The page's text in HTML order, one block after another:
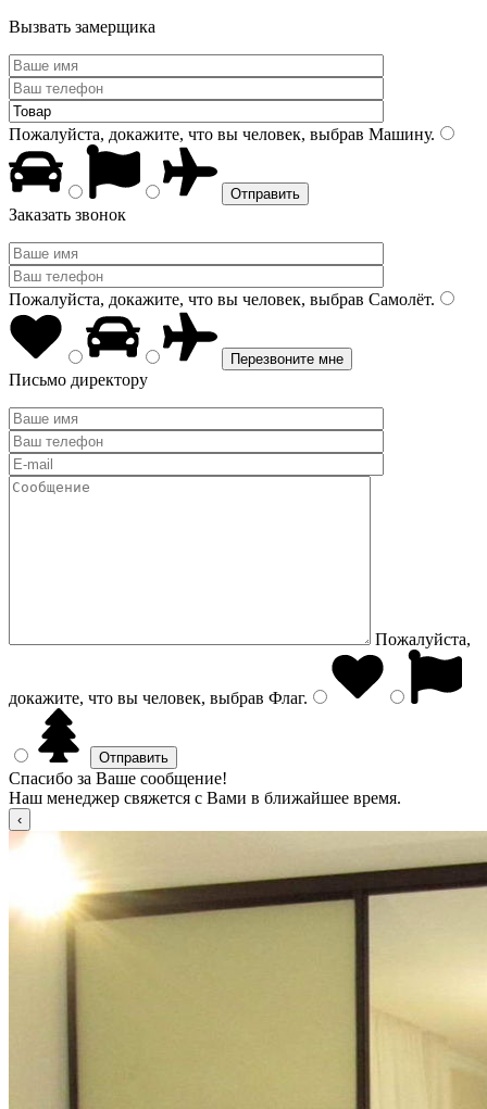
Вызвать замерщика
Пожалуйста, докажите, что вы человек, выбрав Машину.
Заказать звонок
Пожалуйста, докажите, что вы человек, выбрав Самолёт.
Письмо директору
Пожалуйста,
докажите, что вы человек, выбрав Флаг.
Спасибо за Ваше сообщение!
Наш менеджер свяжется с Вами в ближайшее время.